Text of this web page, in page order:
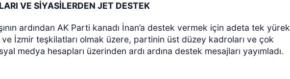
VE SİYASİLERDEN JET DESTEK
ardından AK Parti kanadı İnan’a destek vermek için adeta tek yürek
ve İzmir teşkilatları olmak üzere, partinin üst düzey kadroları ve çok
medya hesapları üzerinden ardı ardına destek mesajları yayımladı.